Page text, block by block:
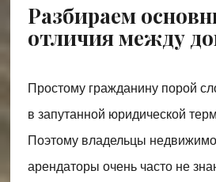
Разбираем
отличия между
Простому гражданину порой
в запутанной юридической
Поэтому владельцы
арендаторы очень часто не